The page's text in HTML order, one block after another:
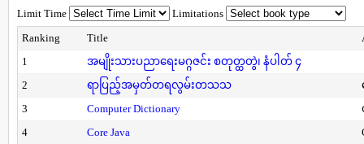
Limit Time
Limitations
Ranking
Title
1
အမျိုးသားပညာရေးမဂ္ဂဇင်း စတုတ္ထတွဲ၊ နံပါတ် ၄
2
ရာပြည့်အမှတ်တရလွမ်းတသသ
3
Computer Dictionary
4
Core Java